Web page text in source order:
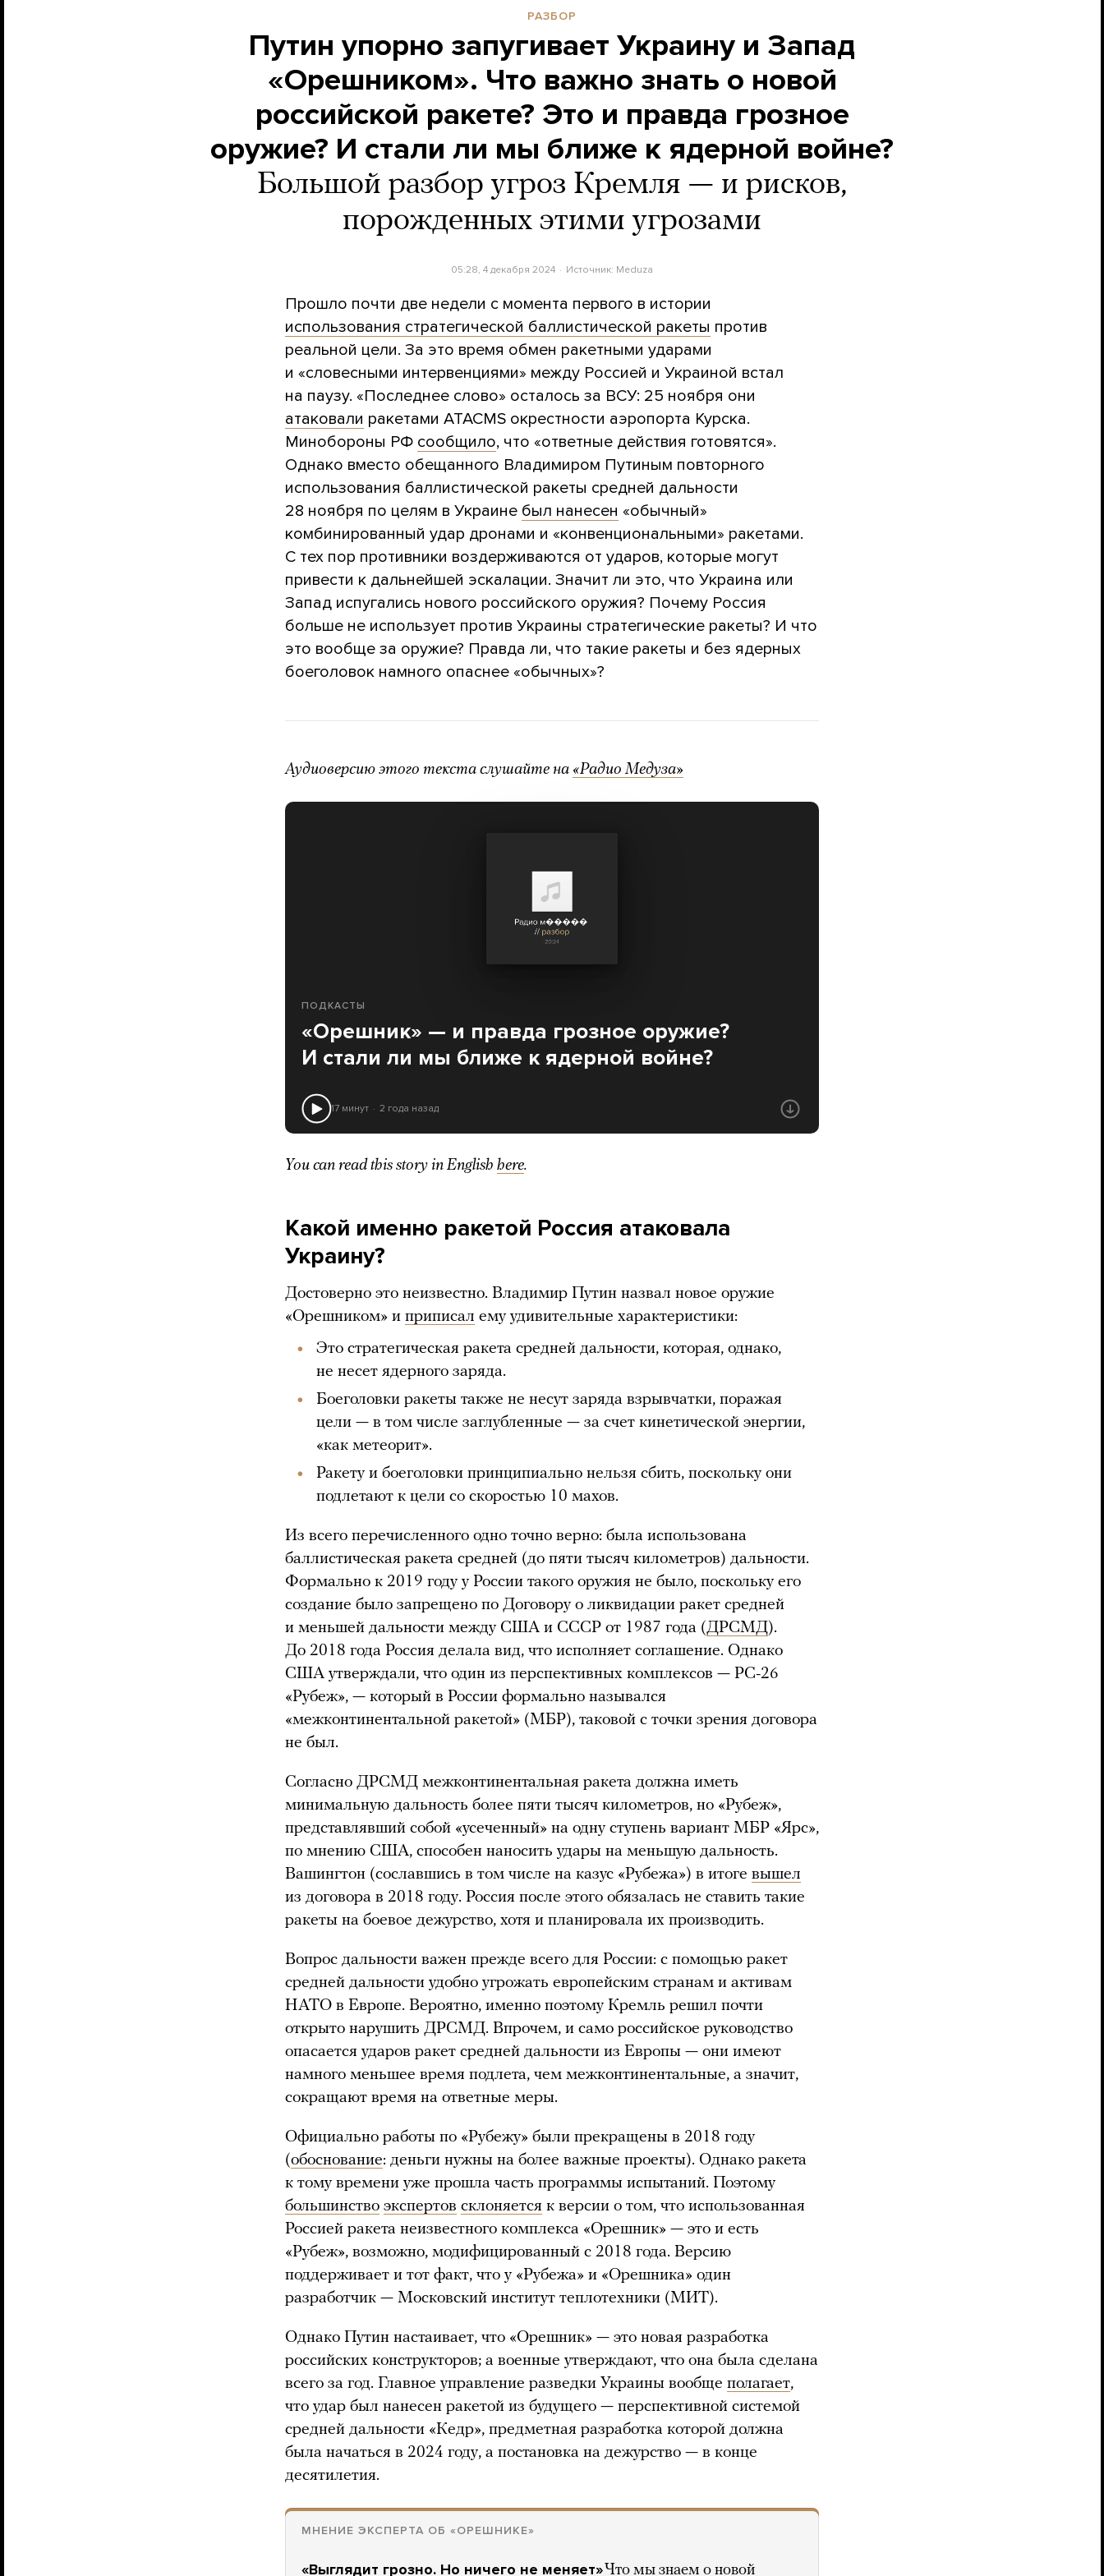
РАЗБОР
Путин упорно запугивает Украину и Запад
«Орешником». Что важно знать о новой
российской ракете? Это и правда грозное
оружие? И стали ли мы ближе к ядерной войне?
Большой разбор угроз Кремля — и рисков,
порожденных этими угрозами
05:28, 4 декабря 2024 Источник: Meduza
Прошло почти две недели с момента первого в истории
использования стратегической баллистической ракеты против
реальной цели. За это время обмен ракетными ударами
и «словесными интервенциями» между Россией и Украиной встал
на паузу. «Последнее слово» осталось за ВСУ: 25 ноября они
атаковали ракетами ATACMS окрестности аэропорта Курска.
Минобороны РФ сообщило, что «ответные действия готовятся».
Однако вместо обещанного Владимиром Путиным повторного
использования баллистической ракеты средней дальности
28 ноября по целям в Украине был нанесен «обычный»
комбинированный удар дронами и «конвенциональными» ракетами.
С тех пор противники воздерживаются от ударов, которые могут
привести к дальнейшей эскалации. Значит ли это, что Украина или
Запад испугались нового российского оружия? Почему Россия
больше не использует против Украины стратегические ракеты? И что
это вообще за оружие? Правда ли, что такие ракеты и без ядерных
боеголовок намного опаснее «обычных»?
Аудиоверсию этого текста слушайте на «Радио Медуза»
ПОДКАСТЫ
«Орешник» — и правда грозное оружие?
И стали ли мы ближе к ядерной войне?
17 минут 2 года назад
You can read this story in English here.
Какой именно ракетой Россия атаковала
Украину?
Достоверно это неизвестно. Владимир Путин назвал новое оружие
«Орешником» и приписал ему удивительные характеристики:
Это стратегическая ракета средней дальности, которая, однако,
не несет ядерного заряда.
Боеголовки ракеты также не несут заряда взрывчатки, поражая
цели — в том числе заглубленные — за счет кинетической энергии,
«как метеорит».
Ракету и боеголовки принципиально нельзя сбить, поскольку они
подлетают к цели со скоростью 10 махов.
Из всего перечисленного одно точно верно: была использована
баллистическая ракета средней (до пяти тысяч километров) дальности.
Формально к 2019 году у России такого оружия не было, поскольку его
создание было запрещено по Договору о ликвидации ракет средней
и меньшей дальности между США и СССР от 1987 года (ДРСМД).
До 2018 года Россия делала вид, что исполняет соглашение. Однако
США утверждали, что один из перспективных комплексов — РС-26
«Рубеж», — который в России формально назывался
«межконтинентальной ракетой» (МБР), таковой с точки зрения договора
не был.
Согласно ДРСМД межконтинентальная ракета должна иметь
минимальную дальность более пяти тысяч километров, но «Рубеж»,
представлявший собой «усеченный» на одну ступень вариант МБР «Ярс»,
по мнению США, способен наносить удары на меньшую дальность.
Вашингтон (сославшись в том числе на казус «Рубежа») в итоге вышел
из договора в 2018 году. Россия после этого обязалась не ставить такие
ракеты на боевое дежурство, хотя и планировала их производить.
Вопрос дальности важен прежде всего для России: с помощью ракет
средней дальности удобно угрожать европейским странам и активам
НАТО в Европе. Вероятно, именно поэтому Кремль решил почти
открыто нарушить ДРСМД. Впрочем, и само российское руководство
опасается ударов ракет средней дальности из Европы — они имеют
намного меньшее время подлета, чем межконтинентальные, а значит,
сокращают время на ответные меры.
Официально работы по «Рубежу» были прекращены в 2018 году
(обоснование: деньги нужны на более важные проекты). Однако ракета
к тому времени уже прошла часть программы испытаний. Поэтому
большинство экспертов склоняется к версии о том, что использованная
Россией ракета неизвестного комплекса «Орешник» — это и есть
«Рубеж», возможно, модифицированный с 2018 года. Версию
поддерживает и тот факт, что у «Рубежа» и «Орешника» один
разработчик — Московский институт теплотехники (МИТ).
Однако Путин настаивает, что «Орешник» — это новая разработка
российских конструкторов; а военные утверждают, что она была сделана
всего за год. Главное управление разведки Украины вообще полагает,
что удар был нанесен ракетой из будущего — перспективной системой
средней дальности «Кедр», предметная разработка которой должна
была начаться в 2024 году, а постановка на дежурство — в конце
десятилетия.
МНЕНИЕ ЭКСПЕРТА ОБ «ОРЕШНИКЕ»
«Выглядит грозно. Но ничего не меняет»Что мы знаем о новой